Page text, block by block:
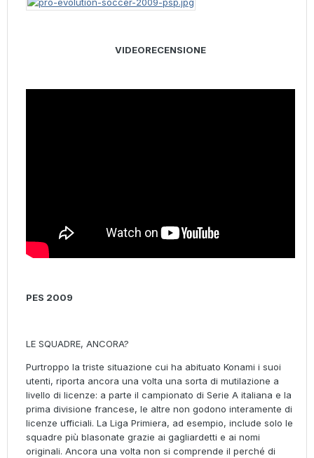
VIDEORECENSIONE
PES 2009
LE SQUADRE, ANCORA?
Purtroppo la triste situazione cui ha abituato Konami i suoi
utenti, riporta ancora una volta una sorta di mutilazione a
livello di licenze: a parte il campionato di Serie A italiana e la
prima divisione francese, le altre non godono interamente di
licenze ufficiali. La Liga Primiera, ad esempio, include solo le
squadre più blasonate grazie ai gagliardetti e ai nomi
originali. Ancora una volta non si comprende il perché di